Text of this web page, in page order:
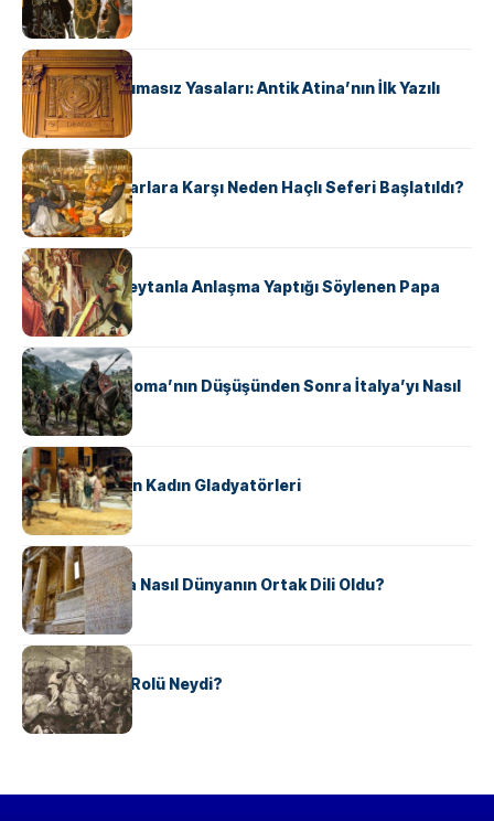
KÜLTÜR
Draco’nun Acımasız Yasaları: Antik Atina’nın İlk Yazılı
Hukuk Kodu
KÜLTÜR
Avrupalı ​​Katharlara Karşı Neden Haçlı Seferi Başlatıldı?
KÜLTÜR
II. Silvester: Şeytanla Anlaşma Yaptığı Söylenen Papa
KÜLTÜR
Ostrogotlar Roma’nın Düşüşünden Sonra İtalya’yı Nasıl
Ele Geçirdi?
KÜLTÜR
Antik Roma’nın Kadın Gladyatörleri
KÜLTÜR
Antik Yunanca Nasıl Dünyanın Ortak Dili Oldu?
KÜLTÜR
Valdensler’in Rolü Neydi?